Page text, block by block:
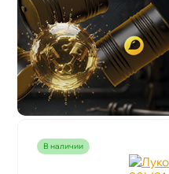
наличии